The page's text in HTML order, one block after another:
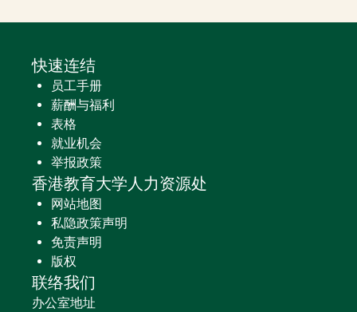
快速连结
员工手册
薪酬与福利
表格
就业机会
举报政策
香港教育大学人力资源处
网站地图
私隐政策声明
免责声明
版权
联络我们
办公室地址